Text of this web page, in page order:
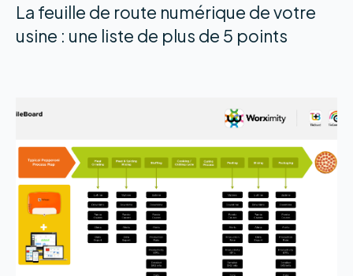
La feuille de route numérique de votre
usine : une liste de plus de 5 points